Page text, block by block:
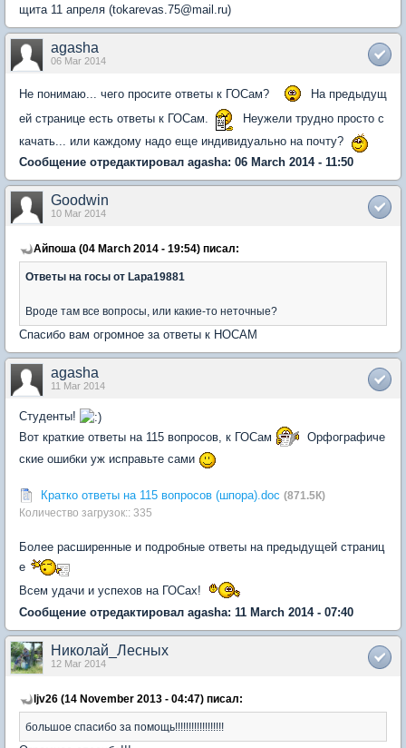
щита 11 апреля (tokarevas.75@mail.ru)
agasha
06 Mar 2014
Не понимаю... чего просите ответы к ГОСам?
На предыдущ
ей странице есть ответы к ГОСам.
Неужели трудно просто с
качать... или каждому надо еще индивидуально на почту?
Сообщение отредактировал agasha: 06 March 2014 - 11:50
Goodwin
10 Mar 2014
Айпоша (04 March 2014 - 19:54) писал:
Ответы на госы от Lapa19881
Вроде там все вопросы, или какие-то неточные?
Спасибо вам огромное за ответы к НОСАМ
agasha
11 Mar 2014
Студенты!
Вот краткие ответы на 115 вопросов, к ГОСам
Орфографиче
ские ошибки уж исправьте сами
Кратко ответы на 115 вопросов (шпора).doc (871.5К)
Количество загрузок:: 335
Более расширенные и подробные ответы на предыдущей страниц
е
Всем удачи и успехов на ГОСах!
Сообщение отредактировал agasha: 11 March 2014 - 07:40
Николай_Лесных
12 Mar 2014
ljv26 (14 November 2013 - 04:47) писал:
большое спасибо за помощь!!!!!!!!!!!!!!!!!!